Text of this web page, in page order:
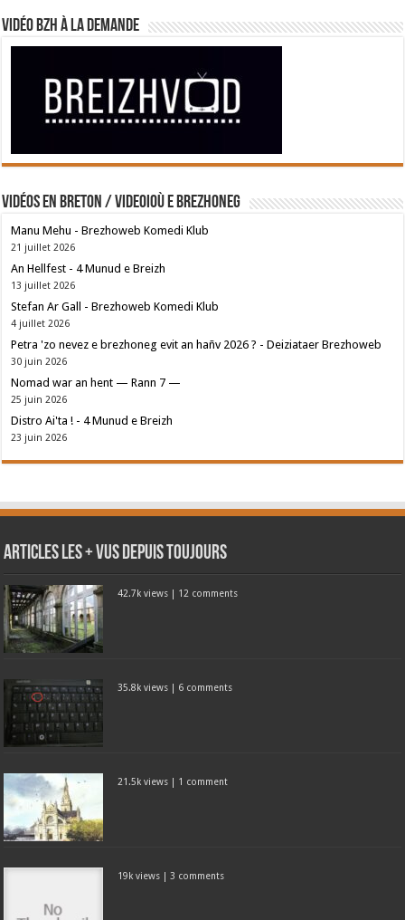
Vidéo BZH à la demande
Vidéos en breton / Videoioù e brezhoneg
Manu Mehu - Brezhoweb Komedi Klub
21 juillet 2026
An Hellfest - 4 Munud e Breizh
13 juillet 2026
Stefan Ar Gall - Brezhoweb Komedi Klub
4 juillet 2026
Petra 'zo nevez e brezhoneg evit an hañv 2026 ? - Deiziataer Brezhoweb
30 juin 2026
Nomad war an hent — Rann 7 —
25 juin 2026
Distro Ai'ta ! - 4 Munud e Breizh
23 juin 2026
Articles les + vus depuis toujours
42.7k views | 12 comments
35.8k views | 6 comments
21.5k views | 1 comment
19k views | 3 comments